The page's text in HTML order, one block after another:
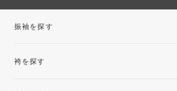
振袖を探す
袴を探す